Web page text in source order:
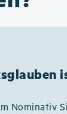
Nominativ